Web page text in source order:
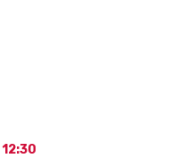
12:30